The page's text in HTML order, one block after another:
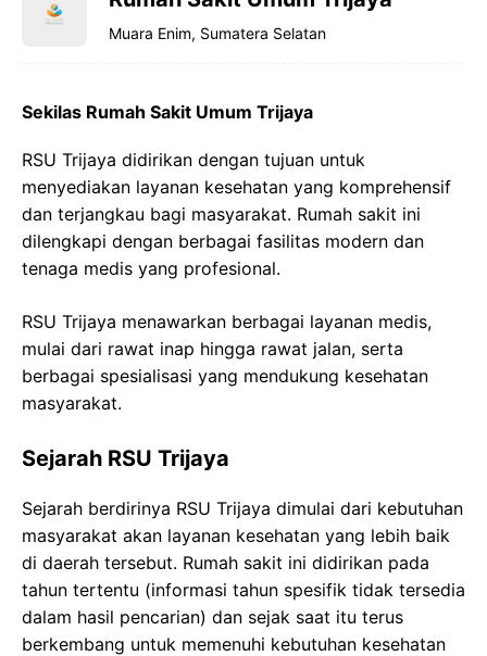
Muara Enim, Sumatera Selatan
Sekilas Rumah Sakit Umum Trijaya
RSU Trijaya didirikan dengan tujuan untuk
menyediakan layanan kesehatan yang komprehensif
dan terjangkau bagi masyarakat. Rumah sakit ini
dilengkapi dengan berbagai fasilitas modern dan
tenaga medis yang profesional.
RSU Trijaya menawarkan berbagai layanan medis,
mulai dari rawat inap hingga rawat jalan, serta
berbagai spesialisasi yang mendukung kesehatan
masyarakat.
Sejarah RSU Trijaya
Sejarah berdirinya RSU Trijaya dimulai dari kebutuhan
masyarakat akan layanan kesehatan yang lebih baik
di daerah tersebut. Rumah sakit ini didirikan pada
tahun tertentu (informasi tahun spesifik tidak tersedia
dalam hasil pencarian) dan sejak saat itu terus
berkembang untuk memenuhi kebutuhan kesehatan